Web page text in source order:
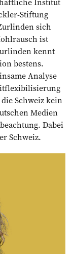
Stiftung
sich
ist
kennt
bestens.
Analyse
Schweiz kein
Medien
Dabei
Schweiz.